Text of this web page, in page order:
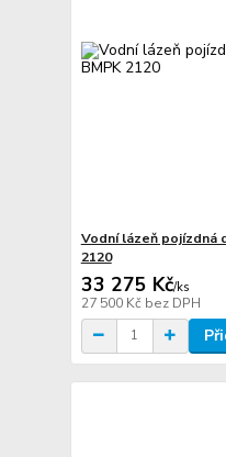
Vodní lázeň pojízdná
2120
33 275 Kč/ks
27 500 Kč bez DPH